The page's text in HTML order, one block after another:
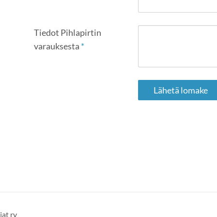
Tiedot Pihlapirtin
varauksesta *
Lähetä lomake
ry